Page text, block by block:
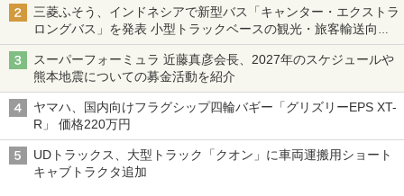
三菱ふそう、インドネシアで新型バス「キャンター・エクストラ
ロングバス」を発表 小型トラックベースの観光・旅客輸送向け
バス
スーパーフォーミュラ 近藤真彦会長、2027年のスケジュールや
熊本地震についての募金活動を紹介
ヤマハ、国内向けフラグシップ四輪バギー「グリズリーEPS XT-
R」 価格220万円
UDトラックス、大型トラック「クオン」に車両運搬用ショート
キャブトラクタ追加